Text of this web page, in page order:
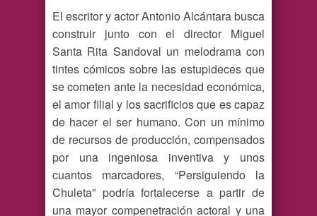
El escritor y actor Antonio Alcántara busca
construir junto con el director Miguel
Santa Rita Sandoval un melodrama con
tintes cómicos sobre las estupideces que
se cometen ante la necesidad económica,
el amor filial y los sacrificios que es capaz
de hacer el ser humano. Con un mínimo
de recursos de producción, compensados
por una ingeniosa inventiva y unos
cuantos marcadores, “Persiguiendo la
Chuleta” podría fortalecerse a partir de
una mayor compenetración actoral y una